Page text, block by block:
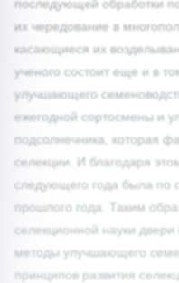
последующей обработки
их чередование в
касающиеся их
ученого состоит еще и в
улучшающего
ежегодной сортосмены и
подсолнечника, которая
селекции. И благодаря
следующего года была по
прошлого года. Таким
селекционной науки
методы улучшающего
принципов развития